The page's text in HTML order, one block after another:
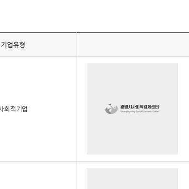
기업유형
회적기업